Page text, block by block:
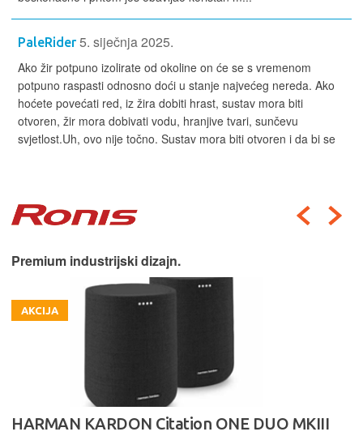
PaleRider 5. siječnja 2025.
Ako žir potpuno izolirate od okoline on će se s vremenom
potpuno raspasti odnosno doći u stanje najvećeg nereda. Ako
hoćete povećati red, iz žira dobiti hrast, sustav mora biti
otvoren, žir mora dobivati vodu, hranjive tvari, sunčevu
svjetlost.Uh, ovo nije točno. Sustav mora biti otvoren i da bi se
Premium industrijski dizajn.
AKCIJA
HARMAN KARDON Citation ONE DUO MKIII